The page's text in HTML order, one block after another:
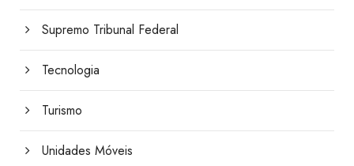
Supremo Tribunal Federal
Tecnologia
Turismo
Unidades Móveis